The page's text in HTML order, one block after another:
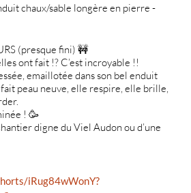
chaux/sable longère en pierre -
(presque fini) 🚧
ont fait !? C’est incroyable !!
emaillotée dans son bel enduit
peau neuve, elle respire, elle brille,
! 🥳
digne du Viel Audon ou d’une
iRug84wWonY?